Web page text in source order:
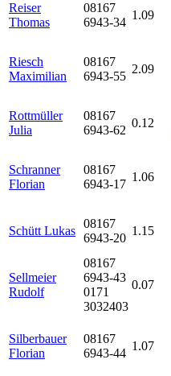
Reiser
Thomas
08167
6943-34
1.09
Riesch
Maximilian
08167
6943-55
2.09
Rottmüller
Julia
08167
6943-62
0.12
Schranner
Florian
08167
6943-17
1.06
Schütt Lukas
08167
6943-20
1.15
Sellmeier
Rudolf
08167
6943-43
0171
3032403
0.07
Silberbauer
Florian
08167
6943-44
1.07